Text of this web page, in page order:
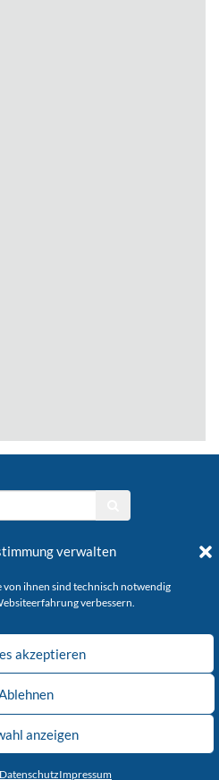
verwalten
von ihnen sind technisch notwendig
verbessern.
akzeptieren
Ablehnen
anzeigen
DatenschutzImpressum
e.V.
DATENSCHUTZ